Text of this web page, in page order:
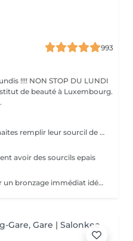
993
!!!! NON STOP DU LUNDI
pour toutes les clientes qui souhaites remplir leur sourcil de facon temporaire et naturel cette prestation est faites pour vous
avoir des sourcils epais
Ce service est vraiment top pour un bronzage immédiat idéal avant vos vacances ou avant une soirée ;) Nous vous conseillons de faire un gommage la veille du soin et de porter des vêtements amples noirs. Selon votre peau, cela tient environ 1 semaine à 10 Jours! AVANT Exfolier votre peau en profondeur, puis hydrater généreusement 24h avant d'appliquer votre autobronzant, en insistant bien sur les coudes, genoux, chevilles et les zones sensibles. Épiler ou raser dans les 48h avant application afin que les pores de la peau soient fermés. Des points noirs pourraient apparaître si votre peau n'est pas nette lors de l'application. Ne pas appliquer de crème hydratante, parfum, déodorant ou maquillage le jour même de l'application cela pourrait obstruer les pores de la peau et faire apparaître des points noirs. APRÈS Porter des vêtement amples de couleur foncée les vêtements près du corps ou sous-vêtements pourraient faire des marques, porter des chaussures larges. Hydrater quotidiennement votre peau les jours suivant l'application ou utiliser un autobronzant progressif pour entretenir votre bronzage et le faire durer plus longtemps. Après 5 jours, exfolier quotidiennement votre peau à l'aide d'un exfoliant doux afin d'aider votre peau à absorber plus facilement votre crème hydratante, et garder un joli bronzage. Cela permet aussi au bronzage de s'estomper progressivement et uniformément.